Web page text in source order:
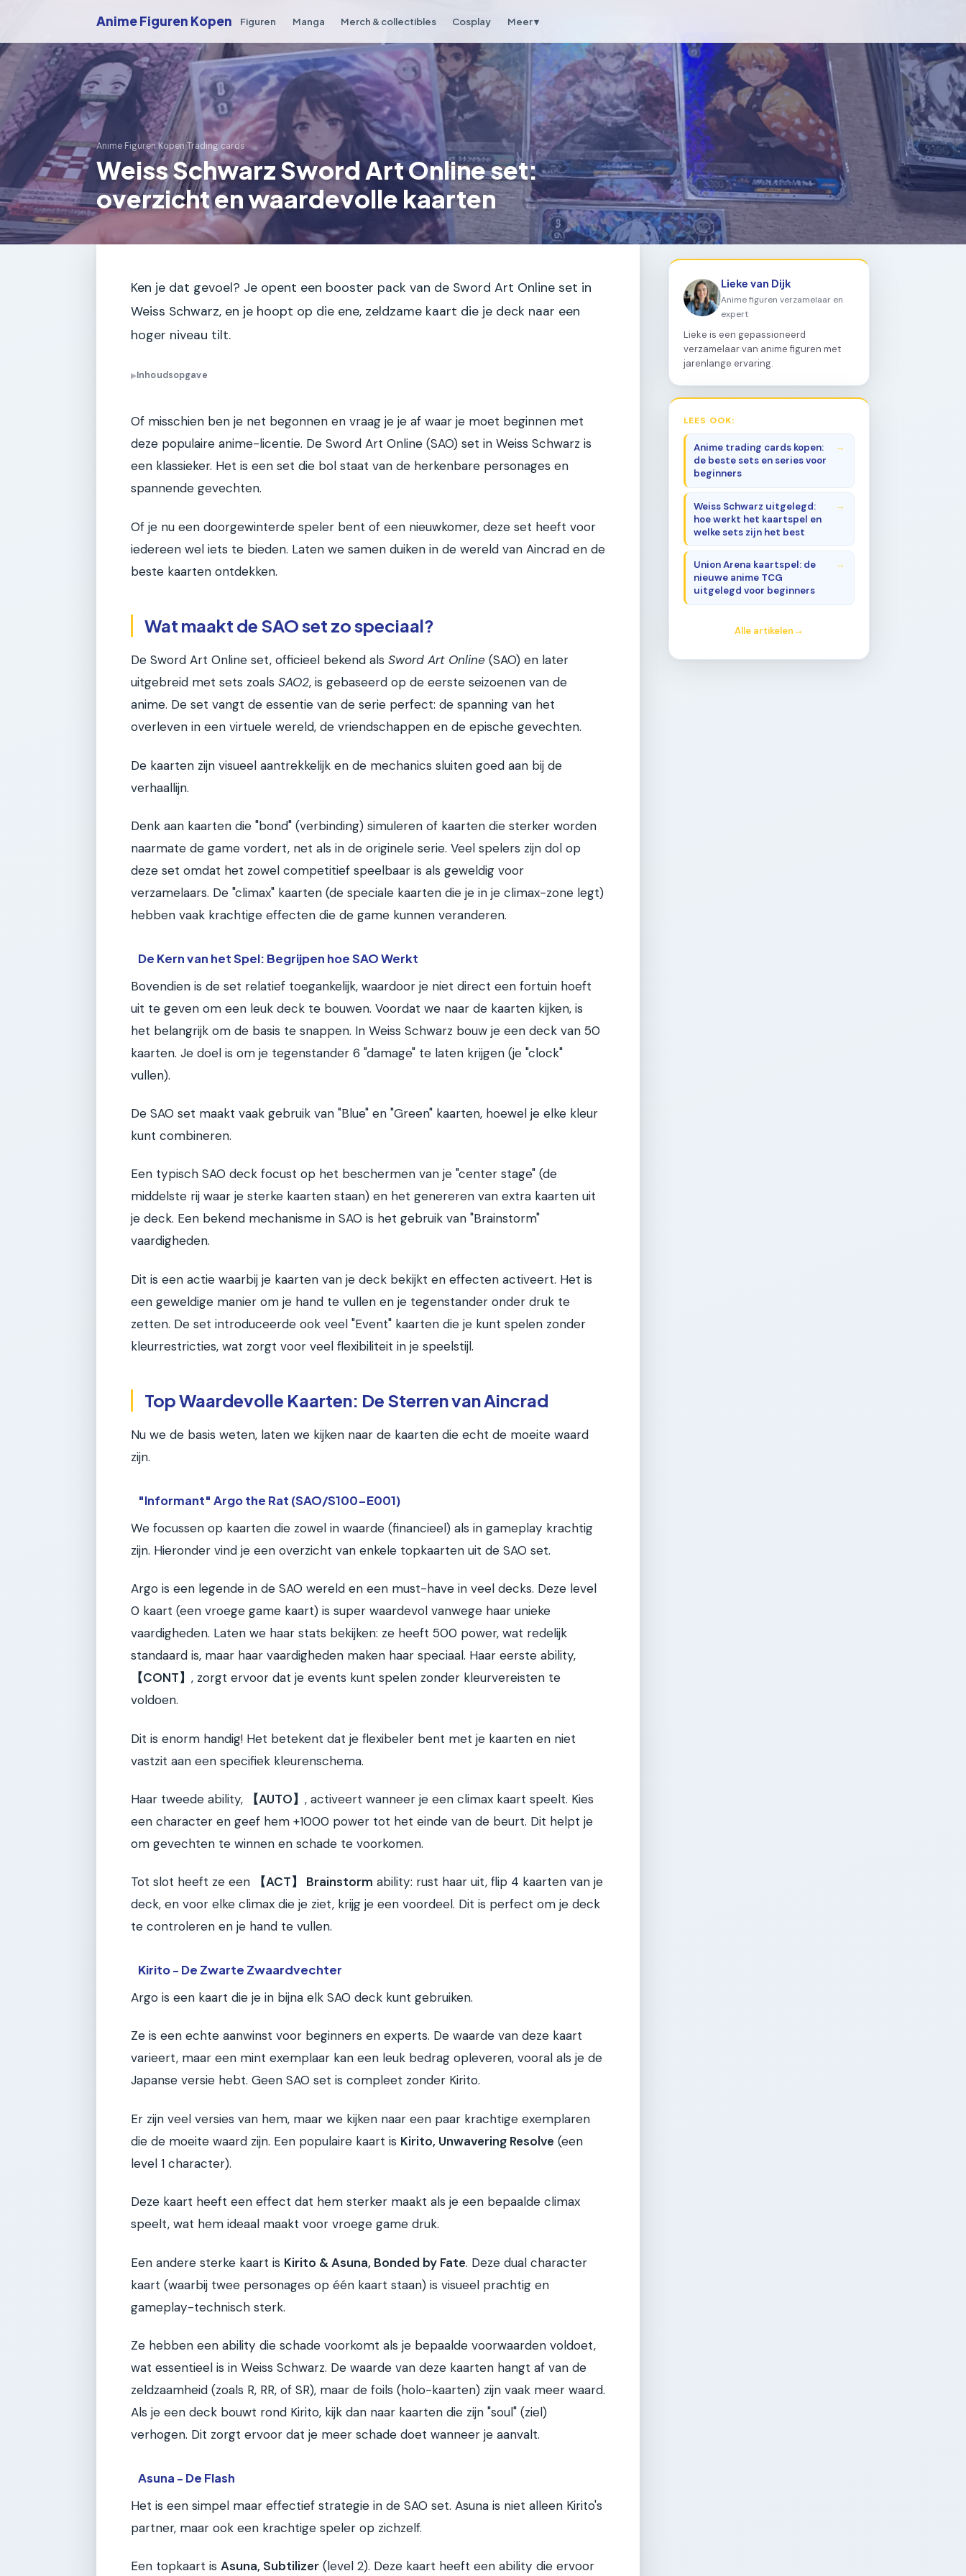
Anime Figuren Kopen Figuren Manga Merch & collectibles Cosplay Meer ▾
Anime Figuren Kopen›Trading cards
Weiss Schwarz Sword Art Online set:
overzicht en waardevolle kaarten
Ken je dat gevoel? Je opent een booster pack van de Sword Art Online set in
Weiss Schwarz, en je hoopt op die ene, zeldzame kaart die je deck naar een
hoger niveau tilt.
▶Inhoudsopgave
Of misschien ben je net begonnen en vraag je je af waar je moet beginnen met
deze populaire anime-licentie. De Sword Art Online (SAO) set in Weiss Schwarz is
een klassieker. Het is een set die bol staat van de herkenbare personages en
spannende gevechten.
Of je nu een doorgewinterde speler bent of een nieuwkomer, deze set heeft voor
iedereen wel iets te bieden. Laten we samen duiken in de wereld van Aincrad en de
beste kaarten ontdekken.
Wat maakt de SAO set zo speciaal?
De Sword Art Online set, officieel bekend als Sword Art Online (SAO) en later
uitgebreid met sets zoals SAO2, is gebaseerd op de eerste seizoenen van de
anime. De set vangt de essentie van de serie perfect: de spanning van het
overleven in een virtuele wereld, de vriendschappen en de epische gevechten.
De kaarten zijn visueel aantrekkelijk en de mechanics sluiten goed aan bij de
verhaallijn.
Denk aan kaarten die "bond" (verbinding) simuleren of kaarten die sterker worden
naarmate de game vordert, net als in de originele serie. Veel spelers zijn dol op
deze set omdat het zowel competitief speelbaar is als geweldig voor
verzamelaars. De "climax" kaarten (de speciale kaarten die je in je climax-zone legt)
hebben vaak krachtige effecten die de game kunnen veranderen.
De Kern van het Spel: Begrijpen hoe SAO Werkt
Bovendien is de set relatief toegankelijk, waardoor je niet direct een fortuin hoeft
uit te geven om een leuk deck te bouwen. Voordat we naar de kaarten kijken, is
het belangrijk om de basis te snappen. In Weiss Schwarz bouw je een deck van 50
kaarten. Je doel is om je tegenstander 6 "damage" te laten krijgen (je "clock"
vullen).
De SAO set maakt vaak gebruik van "Blue" en "Green" kaarten, hoewel je elke kleur
kunt combineren.
Een typisch SAO deck focust op het beschermen van je "center stage" (de
middelste rij waar je sterke kaarten staan) en het genereren van extra kaarten uit
je deck. Een bekend mechanisme in SAO is het gebruik van "Brainstorm"
vaardigheden.
Dit is een actie waarbij je kaarten van je deck bekijkt en effecten activeert. Het is
een geweldige manier om je hand te vullen en je tegenstander onder druk te
zetten. De set introduceerde ook veel "Event" kaarten die je kunt spelen zonder
kleurrestricties, wat zorgt voor veel flexibiliteit in je speelstijl.
Top Waardevolle Kaarten: De Sterren van Aincrad
Nu we de basis weten, laten we kijken naar de kaarten die echt de moeite waard
zijn.
"Informant" Argo the Rat (SAO/S100-E001)
We focussen op kaarten die zowel in waarde (financieel) als in gameplay krachtig
zijn. Hieronder vind je een overzicht van enkele topkaarten uit de SAO set.
Argo is een legende in de SAO wereld en een must-have in veel decks. Deze level
0 kaart (een vroege game kaart) is super waardevol vanwege haar unieke
vaardigheden. Laten we haar stats bekijken: ze heeft 500 power, wat redelijk
standaard is, maar haar vaardigheden maken haar speciaal. Haar eerste ability,
【CONT】 , zorgt ervoor dat je events kunt spelen zonder kleurvereisten te
voldoen.
Dit is enorm handig! Het betekent dat je flexibeler bent met je kaarten en niet
vastzit aan een specifiek kleurenschema.
Haar tweede ability, 【AUTO】 , activeert wanneer je een climax kaart speelt. Kies
een character en geef hem +1000 power tot het einde van de beurt. Dit helpt je
om gevechten te winnen en schade te voorkomen.
Tot slot heeft ze een 【ACT】 Brainstorm ability: rust haar uit, flip 4 kaarten van je
deck, en voor elke climax die je ziet, krijg je een voordeel. Dit is perfect om je deck
te controleren en je hand te vullen.
Kirito - De Zwarte Zwaardvechter
Argo is een kaart die je in bijna elk SAO deck kunt gebruiken.
Ze is een echte aanwinst voor beginners en experts. De waarde van deze kaart
varieert, maar een mint exemplaar kan een leuk bedrag opleveren, vooral als je de
Japanse versie hebt. Geen SAO set is compleet zonder Kirito.
Er zijn veel versies van hem, maar we kijken naar een paar krachtige exemplaren
die de moeite waard zijn. Een populaire kaart is Kirito, Unwavering Resolve (een
level 1 character).
Deze kaart heeft een effect dat hem sterker maakt als je een bepaalde climax
speelt, wat hem ideaal maakt voor vroege game druk.
Een andere sterke kaart is Kirito & Asuna, Bonded by Fate. Deze dual character
kaart (waarbij twee personages op één kaart staan) is visueel prachtig en
gameplay-technisch sterk.
Ze hebben een ability die schade voorkomt als je bepaalde voorwaarden voldoet,
wat essentieel is in Weiss Schwarz. De waarde van deze kaarten hangt af van de
zeldzaamheid (zoals R, RR, of SR), maar de foils (holo-kaarten) zijn vaak meer waard.
Als je een deck bouwt rond Kirito, kijk dan naar kaarten die zijn "soul" (ziel)
verhogen. Dit zorgt ervoor dat je meer schade doet wanneer je aanvalt.
Asuna - De Flash
Het is een simpel maar effectief strategie in de SAO set. Asuna is niet alleen Kirito's
partner, maar ook een krachtige speler op zichzelf.
Een topkaart is Asuna, Subtilizer (level 2). Deze kaart heeft een ability die ervoor
Lieke van Dijk
Anime figuren verzamelaar en
expert
Lieke is een gepassioneerd
verzamelaar van anime figuren met
jarenlange ervaring.
LEES OOK:
Anime trading cards kopen:
de beste sets en series voor
beginners
Weiss Schwarz uitgelegd:
hoe werkt het kaartspel en
welke sets zijn het best
Union Arena kaartspel: de
nieuwe anime TCG
uitgelegd voor beginners
Alle artikelen